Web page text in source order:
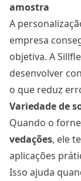
amostra
A
empresa
objetiva. A
desenvolver
o que reduz
Variedade de
Quando o
vedações, ele
aplicações
Isso ajuda